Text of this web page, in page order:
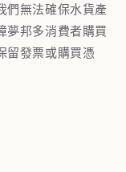
們無法確保水貨產
夢邦多消費者購買
留發票或購買憑